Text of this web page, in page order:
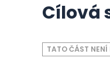
Cílová
TATO ČÁST